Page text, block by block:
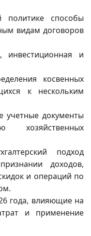
способы
видам договоров
инвестиционная и
косвенных
к нескольким
учетные документы
хозяйственных
подход
доходов,
и операций по
года, влияющие на
и применение